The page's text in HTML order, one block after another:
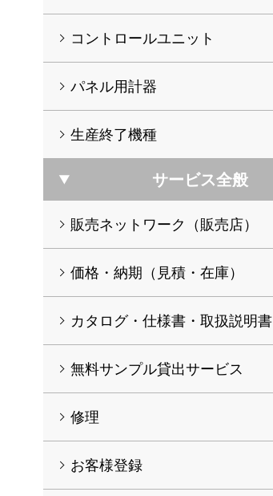
コントロールユニット
パネル用計器
生産終了機種
サービス全般
販売ネットワーク（販売店）
価格・納期（見積・在庫）
カタログ・仕様書・取扱説明書
無料サンプル貸出サービス
修理
お客様登録